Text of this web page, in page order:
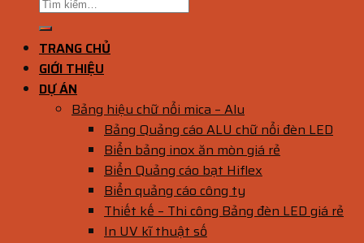
TRANG CHỦ
GIỚI THIỆU
DỰ ÁN
Bảng hiệu chữ nổi mica – Alu
Bảng Quảng cáo ALU chữ nổi đèn LED
Biển bảng inox ăn mòn giá rẻ
Biển Quảng cáo bạt Hiflex
Biển quảng cáo công ty
Thiết kế – Thi công Bảng đèn LED giá rẻ
In UV kĩ thuật số